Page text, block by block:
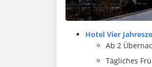
Hotel Vier
Ab 2
Tägliches